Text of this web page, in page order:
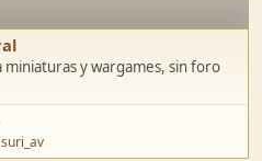
miniaturas y wargames, sin foro
suri_av